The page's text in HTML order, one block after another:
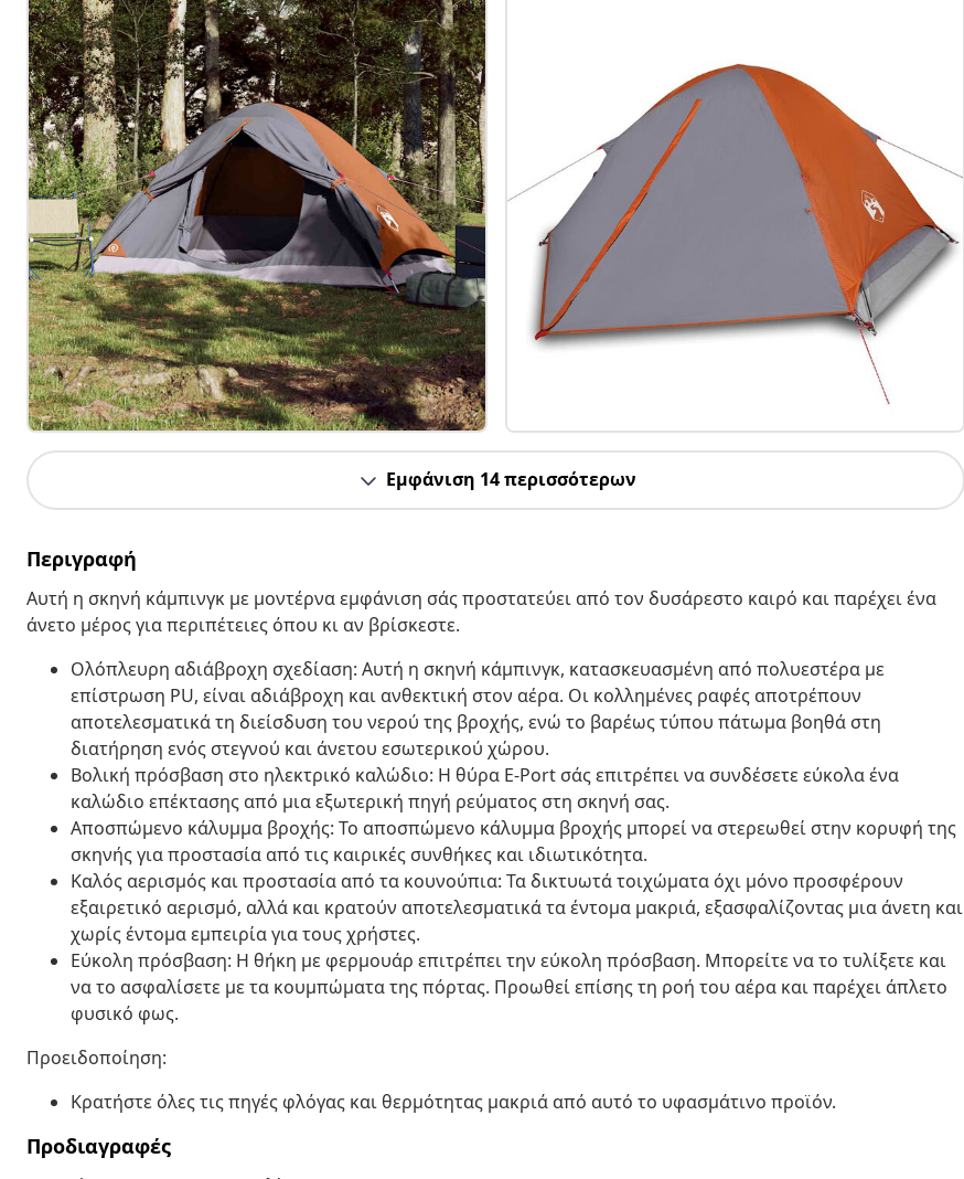
Εμφάνιση 14 περισσότερων
Περιγραφή
Αυτή η σκηνή κάμπινγκ με μοντέρνα εμφάνιση σάς προστατεύει από τον δυσάρεστο καιρό και παρέχει ένα
άνετο μέρος για περιπέτειες όπου κι αν βρίσκεστε.
Ολόπλευρη αδιάβροχη σχεδίαση: Αυτή η σκηνή κάμπινγκ, κατασκευασμένη από πολυεστέρα με
επίστρωση PU, είναι αδιάβροχη και ανθεκτική στον αέρα. Οι κολλημένες ραφές αποτρέπουν
αποτελεσματικά τη διείσδυση του νερού της βροχής, ενώ το βαρέως τύπου πάτωμα βοηθά στη
διατήρηση ενός στεγνού και άνετου εσωτερικού χώρου.
Βολική πρόσβαση στο ηλεκτρικό καλώδιο: Η θύρα E-Port σάς επιτρέπει να συνδέσετε εύκολα ένα
καλώδιο επέκτασης από μια εξωτερική πηγή ρεύματος στη σκηνή σας.
Αποσπώμενο κάλυμμα βροχής: Το αποσπώμενο κάλυμμα βροχής μπορεί να στερεωθεί στην κορυφή της
σκηνής για προστασία από τις καιρικές συνθήκες και ιδιωτικότητα.
Καλός αερισμός και προστασία από τα κουνούπια: Τα δικτυωτά τοιχώματα όχι μόνο προσφέρουν
εξαιρετικό αερισμό, αλλά και κρατούν αποτελεσματικά τα έντομα μακριά, εξασφαλίζοντας μια άνετη και
χωρίς έντομα εμπειρία για τους χρήστες.
Εύκολη πρόσβαση: Η θήκη με φερμουάρ επιτρέπει την εύκολη πρόσβαση. Μπορείτε να το τυλίξετε και
να το ασφαλίσετε με τα κουμπώματα της πόρτας. Προωθεί επίσης τη ροή του αέρα και παρέχει άπλετο
φυσικό φως.
Προειδοποίηση:
Κρατήστε όλες τις πηγές φλόγας και θερμότητας μακριά από αυτό το υφασμάτινο προϊόν.
Προδιαγραφές